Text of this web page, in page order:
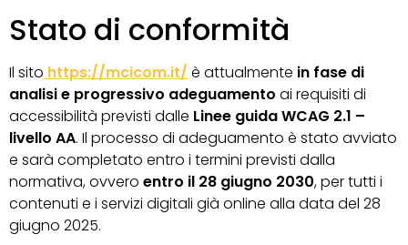
Stato di conformità
Il sito https://mcicom.it/ è attualmente in fase di
analisi e progressivo adeguamento ai requisiti di
accessibilità previsti dalle Linee guida WCAG 2.1 –
livello AA. Il processo di adeguamento è stato avviato
e sarà completato entro i termini previsti dalla
normativa, ovvero entro il 28 giugno 2030, per tutti i
contenuti e i servizi digitali già online alla data del 28
giugno 2025.